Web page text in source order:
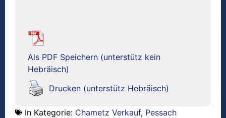
Als PDF Speichern (unterstütz kein
Hebräisch)
Drucken (unterstütz Hebräisch)
In Kategorie: Chametz Verkauf, Pessach